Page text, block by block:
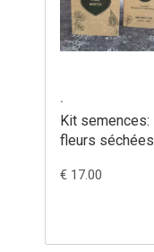
.
Kit semences:
fleurs séchées
€ 17.00